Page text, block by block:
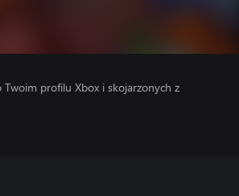
profilu Xbox i skojarzonych z